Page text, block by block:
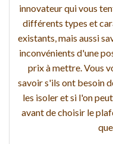
innovateur qui vous
différents types et
existants, mais aussi
inconvénients d'une
prix à mettre. Vous
savoir s'ils ont besoin
les isoler et si l'on
avant de choisir le